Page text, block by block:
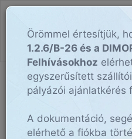
Örömmel értesítjük,
1.2.6/B-26 és a
Felhívásokhoz
egyszerűsített
pályázói ajánlatkérés
A dokumentáció,
elérhető a fiókba